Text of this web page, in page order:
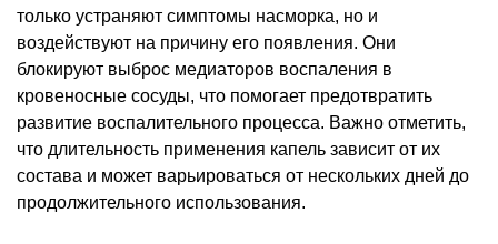
только устраняют симптомы насморка, но и
воздействуют на причину его появления. Они
блокируют выброс медиаторов воспаления в
кровеносные сосуды, что помогает предотвратить
развитие воспалительного процесса. Важно отметить,
что длительность применения капель зависит от их
состава и может варьироваться от нескольких дней до
продолжительного использования.